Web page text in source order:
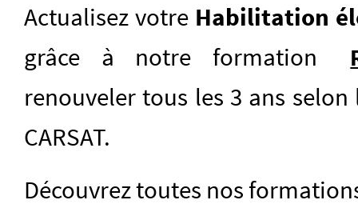
Actualisez votre Habilitation
grâce à notre formation
renouveler tous les 3 ans
CARSAT.
Découvrez toutes nos